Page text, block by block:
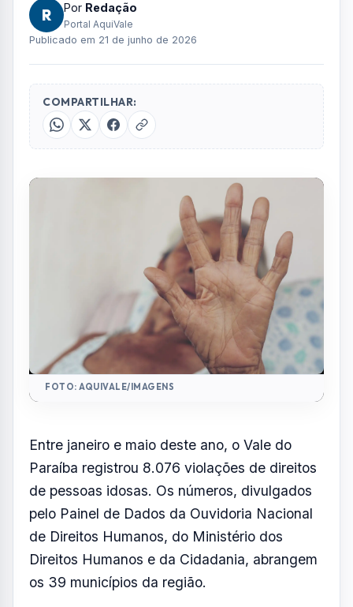
R Por Redação
Portal AquiVale
Publicado em 21 de junho de 2026
COMPARTILHAR:
FOTO: AQUIVALE/IMAGENS
Entre janeiro e maio deste ano, o Vale do
Paraíba registrou 8.076 violações de direitos
de pessoas idosas. Os números, divulgados
pelo Painel de Dados da Ouvidoria Nacional
de Direitos Humanos, do Ministério dos
Direitos Humanos e da Cidadania, abrangem
os 39 municípios da região.